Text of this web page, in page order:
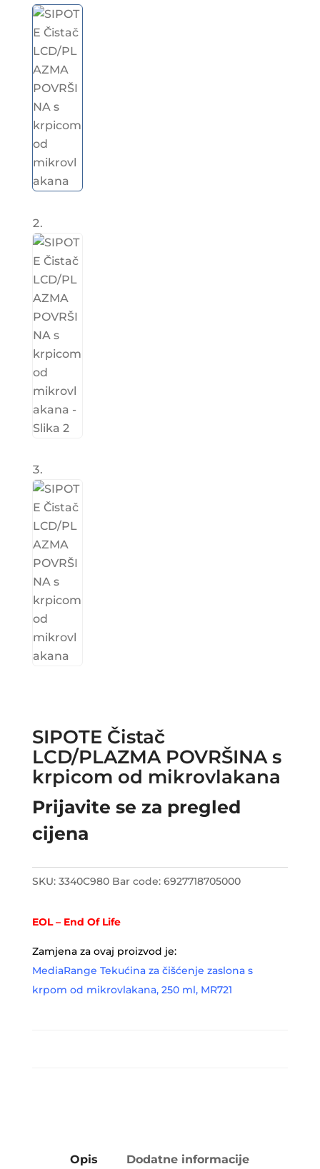
SIPOTE Čistač
LCD/PLAZMA POVRŠINA s
krpicom od mikrovlakana
Prijavite se za pregled
cijena
SKU: 3340C980 Bar code: 6927718705000
EOL – End Of Life
Zamjena za ovaj proizvod je:
MediaRange Tekućina za čišćenje zaslona s
krpom od mikrovlakana, 250 ml, MR721
Opis Dodatne informacije